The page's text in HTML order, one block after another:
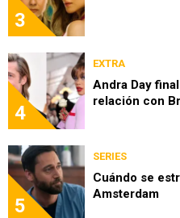
3
4
EXTRA
Andra Day
relación con
5
SERIES
Cuándo se
Amsterdam